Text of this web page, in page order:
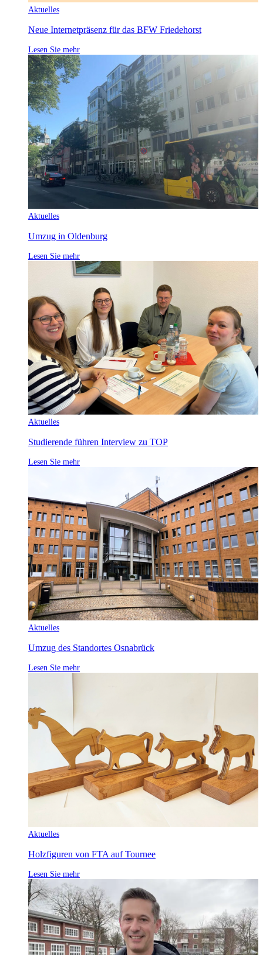
Aktuelles
Neue Internetpräsenz für das BFW Friedehorst
Lesen Sie mehr
Aktuelles
Umzug in Oldenburg
Lesen Sie mehr
Aktuelles
Studierende führen Interview zu TOP
Lesen Sie mehr
Aktuelles
Umzug des Standortes Osnabrück
Lesen Sie mehr
Aktuelles
Holzfiguren von FTA auf Tournee
Lesen Sie mehr